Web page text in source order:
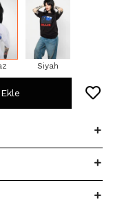
Siyah